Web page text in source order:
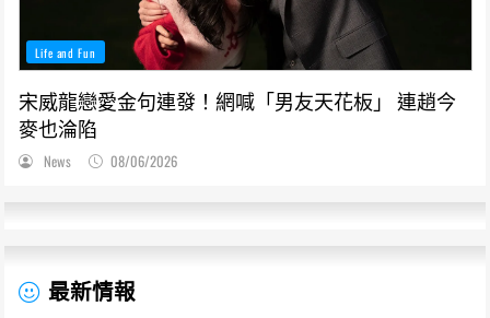
Life and Fun
宋威龍戀愛金句連發！網喊「男友天花板」 連趙今
麥也淪陷
News 08/06/2026
最新情報